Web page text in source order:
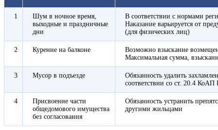
1
Шум в ночное время,
выходные и праздничные
дни
В соответствии с нормами
Наказание варьируется от
(для физических лиц)
2 Курение на балконе
Возможно взыскание
Максимальная сумма,
3 Мусор в подъезде
Обязанность удалить
соответствии со ст. 20.4
4
Присвоение части
общедомового имущества
без согласования
Обязанность устранить
другими жильцами